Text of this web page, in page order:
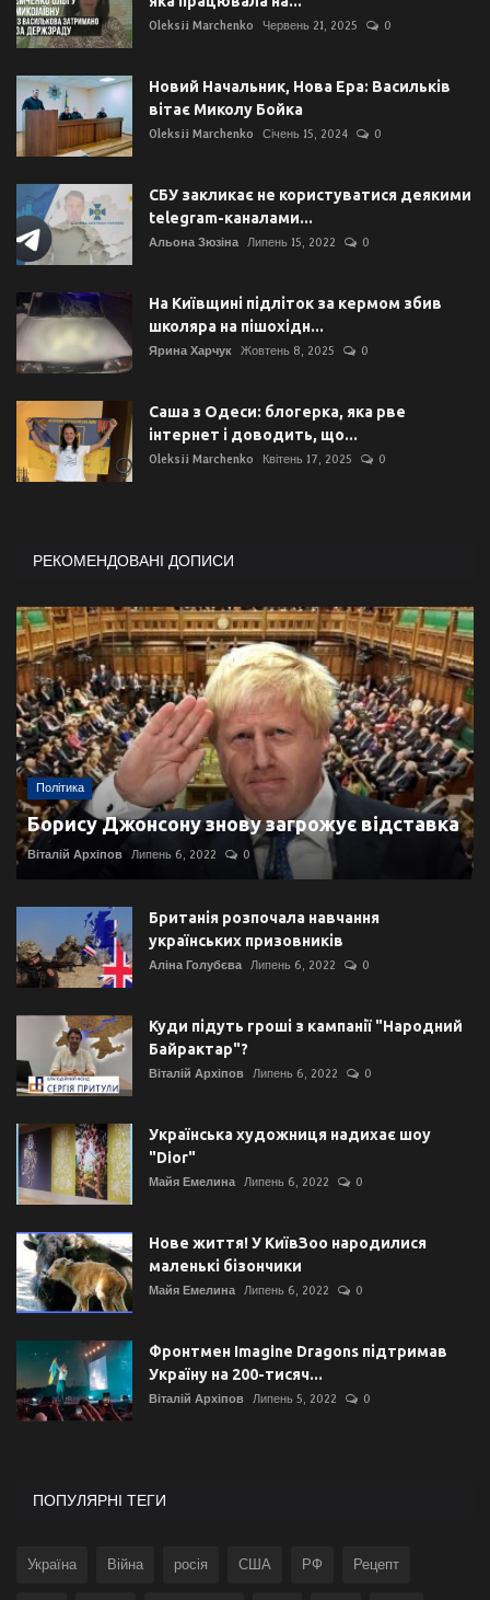
Oleksii Marchenko Червень 21, 2025 0
Новий Начальник, Нова Ера: Васильків
вітає Миколу Бойка
Oleksii Marchenko Січень 15, 2024 0
СБУ закликає не користуватися деякими
telegram-каналами...
Альона Зюзіна Липень 15, 2022 0
На Київщині підліток за кермом збив
школяра на пішохідн...
Ярина Харчук Жовтень 8, 2025 0
Саша з Одеси: блогерка, яка рве
інтернет і доводить, що...
Oleksii Marchenko Квітень 17, 2025 0
РЕКОМЕНДОВАНІ ДОПИСИ
Політика
Борису Джонсону знову загрожує відставка
Віталій Архіпов Липень 6, 2022 0
Британія розпочала навчання
українських призовників
Аліна Голубєва Липень 6, 2022 0
Куди підуть гроші з кампанії "Народний
Байрактар"?
Віталій Архіпов Липень 6, 2022 0
Українська художниця надихає шоу
"Dior"
Майя Емелина Липень 6, 2022 0
Нове життя! У КиївЗоо народилися
маленькі бізончики
Майя Емелина Липень 6, 2022 0
Фронтмен Imagine Dragons підтримав
Україну на 200-тисяч...
Віталій Архіпов Липень 5, 2022 0
ПОПУЛЯРНІ ТЕГИ
Україна Війна росія США РФ Рецепт